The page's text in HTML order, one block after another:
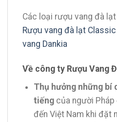
Các loại rượu vang đà
Rượu vang đà lạt
vang Dankia
Về công ty Rượu Vang
Thụ hưởng những bí
tiếngcủa người Pháp
đến Việt Nam khi đặt